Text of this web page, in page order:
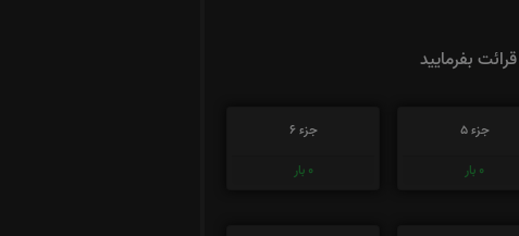
قرائت بفرمایید
جزء 5
0 بار
جزء 6
0 بار